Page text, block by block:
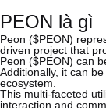
PEON là gì
Peon ($PEON)
driven project that
Peon ($PEON) can
Additionally, it can
ecosystem.
This multi-faceted
interaction and